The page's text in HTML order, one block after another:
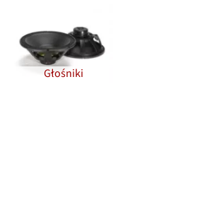
Głośniki